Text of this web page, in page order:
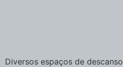
Diversos espaços de